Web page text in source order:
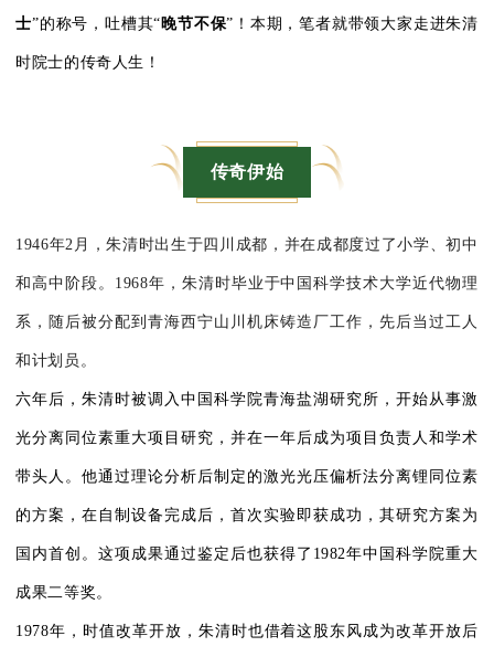
士”的称号，吐槽其“晚节不保”！本期，笔者就带领大家走进朱清
时院士的传奇人生！
传奇伊始
1946年2月，朱清时出生于四川成都，并在成都度过了小学、初中
和高中阶段。1968年，朱清时毕业于中国科学技术大学近代物理
系，随后被分配到青海西宁山川机床铸造厂工作，先后当过工人
和计划员。
六年后，朱清时被调入中国科学院青海盐湖研究所，开始从事激
光分离同位素重大项目研究，并在一年后成为项目负责人和学术
带头人。他通过理论分析后制定的激光光压偏析法分离锂同位素
的方案，在自制设备完成后，首次实验即获成功，其研究方案为
国内首创。这项成果通过鉴定后也获得了1982年中国科学院重大
成果二等奖。
1978年，时值改革开放，朱清时也借着这股东风成为改革开放后